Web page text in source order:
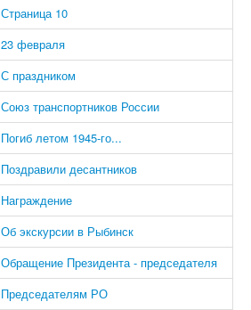
Страница 10
23 февраля
С праздником
Союз транспортников России
Погиб летом 1945-го...
Поздравили десантников
Награждение
Об экскурсии в Рыбинск
Обращение Президента - председателя
Председателям РО